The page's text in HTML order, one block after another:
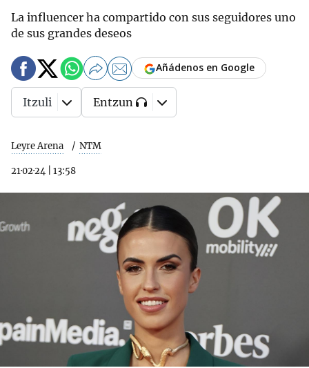
La influencer ha compartido con sus seguidores uno
de sus grandes deseos
Leyre Arena NTM
21·02·24 13:58
Añádenos en Google
Itzuli Entzun